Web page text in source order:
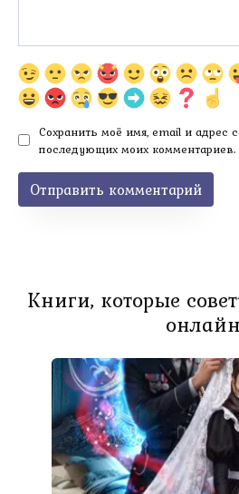
Сохранить моё имя, email и адрес
последующих моих комментариев.
Книги, которые
онлайн